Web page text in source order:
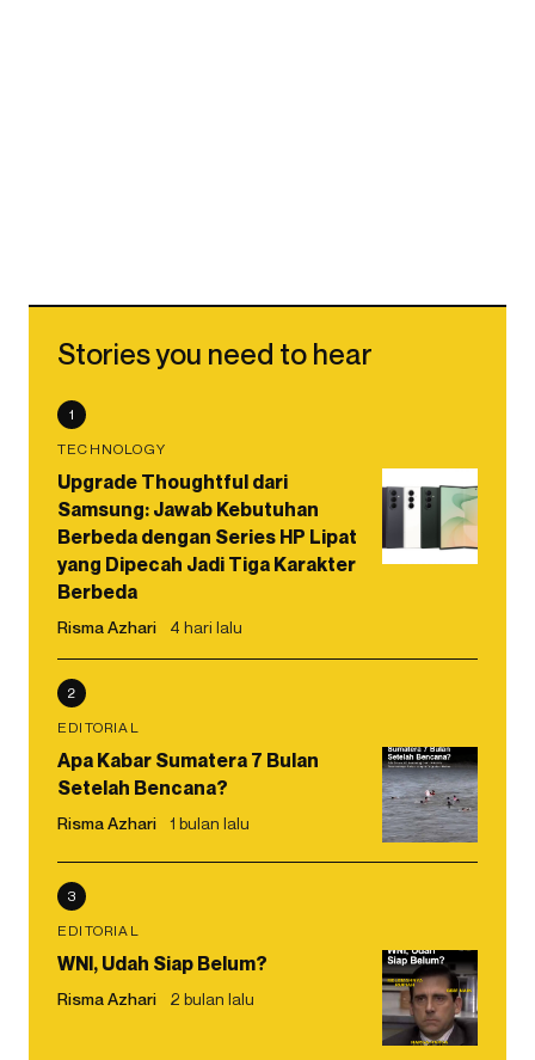
Stories you need to hear
1
TECHNOLOGY
Upgrade Thoughtful dari
Samsung: Jawab Kebutuhan
Berbeda dengan Series HP Lipat
yang Dipecah Jadi Tiga Karakter
Berbeda
Risma Azhari 4 hari lalu
2
EDITORIAL
Apa Kabar Sumatera 7 Bulan
Setelah Bencana?
Risma Azhari 1 bulan lalu
3
EDITORIAL
WNI, Udah Siap Belum?
Risma Azhari 2 bulan lalu